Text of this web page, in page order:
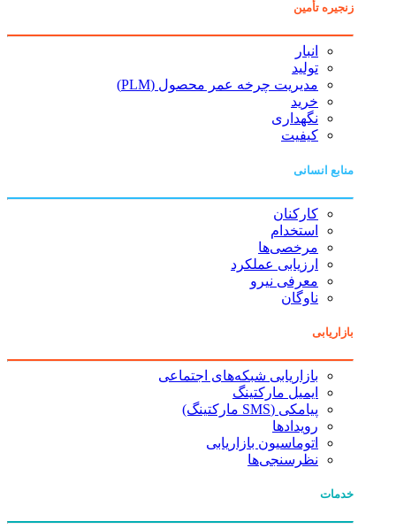
زنجیره تأمین
انبار
تولید
مدیریت چرخه عمر محصول (PLM)
خرید
نگهداری
کیفیت
منابع انسانی
کارکنان
استخدام
مرخصی‌ها
ارزیابی عملکرد
معرفی نیرو
ناوگان
بازاریابی
بازاریابی شبکه‌های اجتماعی
ایمیل مارکتینگ
پیامکی (SMS مارکتینگ)
رویدادها
اتوماسیون بازاریابی
نظرسنجی‌ها
خدمات